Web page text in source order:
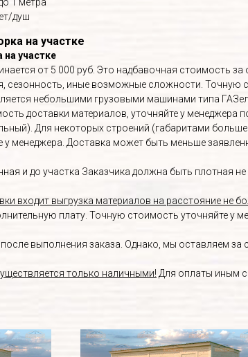
душ
на участке
на участке
от 5 000 руб. Это надбавочная стоимость
сезонность, иные возможные сложности.
небольшими грузовыми машинами типа
доставки материалов, уточняйте у менеджера
Для некоторых строений (габаритами
у менеджера. Доставка может быть меньше
и до участка Заказчика должна быть плотная
входит выгрузка материалов на расстояние не
плату. Точную стоимость уточняйте у
выполнения заказа. Однако, мы оставляем
только наличными! Для оплаты иным